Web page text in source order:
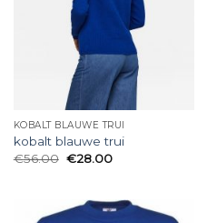
KOBALT BLAUWE TRUI
kobalt blauwe trui
€56.00 €28.00